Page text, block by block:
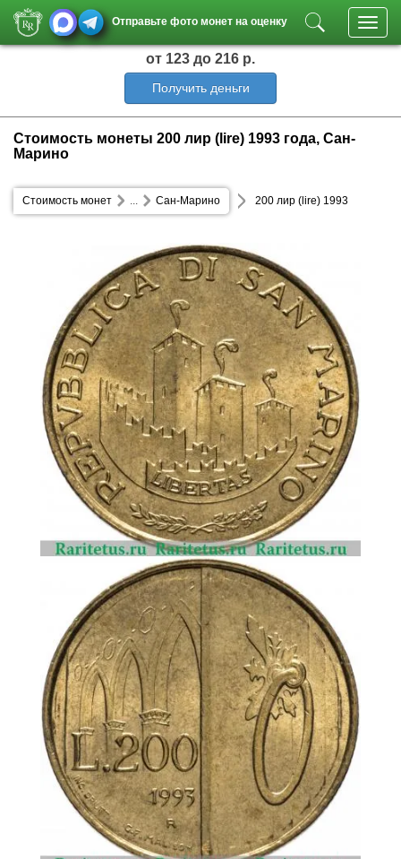
Отправьте фото монет на оценку
от 123 до 216 р.
Получить деньги
Стоимость монеты 200 лир (lire) 1993 года, Сан-
Марино
Стоимость монет Сан-Марино
... 200 лир (lire) 1993